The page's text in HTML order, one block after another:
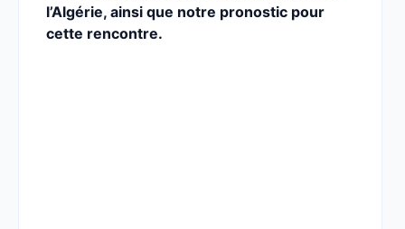
l’Algérie, ainsi que notre pronostic pour
cette rencontre.